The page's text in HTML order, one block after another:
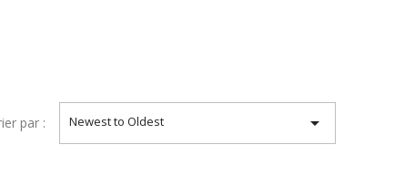
par : Newest to Oldest 